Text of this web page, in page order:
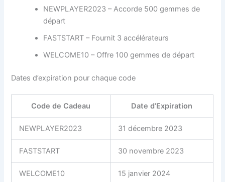
NEWPLAYER2023 – Accorde 500 gemmes de
départ
FASTSTART – Fournit 3 accélérateurs
WELCOME10 – Offre 100 gemmes de départ
Dates d’expiration pour chaque code
Code de Cadeau Date d’Expiration
NEWPLAYER2023 31 décembre 2023
FASTSTART 30 novembre 2023
WELCOME10 15 janvier 2024